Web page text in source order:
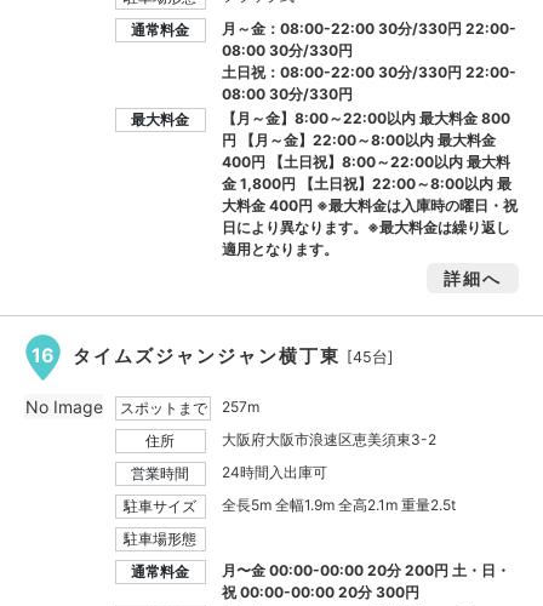
通常料金
月～金：08:00-22:00 30分/330円 22:00-
08:00 30分/330円
土日祝：08:00-22:00 30分/330円 22:00-
08:00 30分/330円
最大料金
【月～金】8:00～22:00以内 最大料金800
円
【月～金】22:00～8:00以内 最大料金
400円
【土日祝】8:00～22:00以内 最大料
金1,800円
【土日祝】22:00～8:00以内 最
大料金400円 ※最大料金は入庫時の曜日・祝
日により異なります。※最大料金は繰り返し
適用となります。
詳細へ
16 タイムズジャンジャン横丁東 [45台]
スポットまで
257m
住所
大阪府大阪市浪速区恵美須東3-2
営業時間
24時間入出庫可
駐車サイズ
全長5m 全幅1.9m 全高2.1m 重量2.5t
駐車場形態
通常料金
月〜金 00:00-00:00 20分 200円 土・日・
祝 00:00-00:00 20分 300円
No Image